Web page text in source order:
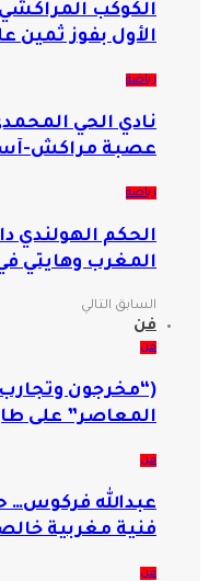
الكوكب
الأول بفوز ثمين
رياضة
نادي الحي
عصبة مراكش-
رياضة
الحكم الهولندي
المغرب وهايتي في
السابق التالي
فن
فن
(“مخرجون
المعاصر” على
فن
عبدالله فركوس…
فنية مغربية
فن